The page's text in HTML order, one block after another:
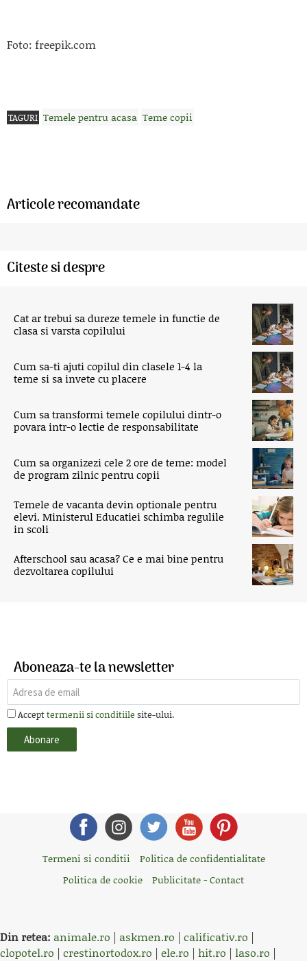
Foto: freepik.com
TAGURI Temele pentru acasa Teme copii
Articole recomandate
Citeste si despre
Cat ar trebui sa dureze temele in functie de
clasa si varsta copilului
Cum sa-ti ajuti copilul din clasele 1-4 la
teme si sa invete cu placere
Cum sa transformi temele copilului dintr-o
povara intr-o lectie de responsabilitate
Cum sa organizezi cele 2 ore de teme: model
de program zilnic pentru copii
Temele de vacanta devin optionale pentru
elevi. Ministerul Educatiei schimba regulile
in scoli
Afterschool sau acasa? Ce e mai bine pentru
dezvoltarea copilului
Aboneaza-te la newsletter
Accepttermenii si conditiile site-ului.
Termeni si conditii
Politica de confidentialitate
Politica de cookie
Publicitate - Contact
Din retea: animale.ro | askmen.ro | calificativ.ro |
clopotel.ro | crestinortodox.ro | ele.ro | hit.ro | laso.ro |